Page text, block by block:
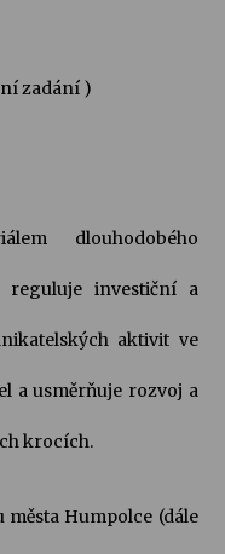
zadání )
dlouhodobého
reguluje investiční a
aktivit ve
a usměrňuje rozvoj a
krocích.
města Humpolce (dále